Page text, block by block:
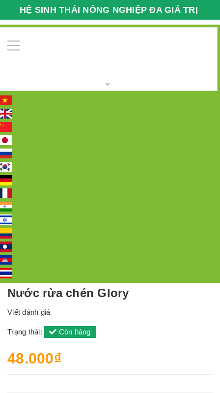
HỆ SINH THÁI NÔNG NGHIỆP ĐA GIÁ TRỊ
VFARMECO
Trang chủ
Glory
Nước rửa chén Glory
Viết đánh giá
Trạng thái: Còn hàng
48.000₫